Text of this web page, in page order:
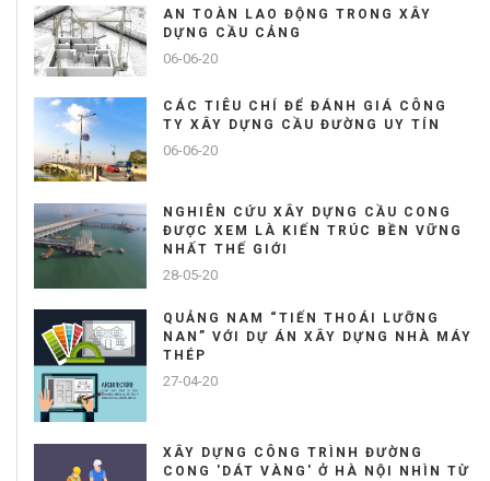
AN TOÀN LAO ĐỘNG TRONG XÂY
DỰNG CẦU CẢNG
06-06-20
CÁC TIÊU CHÍ ĐỂ ĐÁNH GIÁ CÔNG
TY XÂY DỰNG CẦU ĐƯỜNG UY TÍN
06-06-20
NGHIÊN CỨU XÂY DỰNG CẦU CONG
ĐƯỢC XEM LÀ KIẾN TRÚC BỀN VỮNG
NHẤT THẾ GIỚI
28-05-20
QUẢNG NAM “TIẾN THOÁI LƯỠNG
NAN” VỚI DỰ ÁN XÂY DỰNG NHÀ MÁY
THÉP
27-04-20
XÂY DỰNG CÔNG TRÌNH ĐƯỜNG
CONG 'DÁT VÀNG' Ở HÀ NỘI NHÌN TỪ